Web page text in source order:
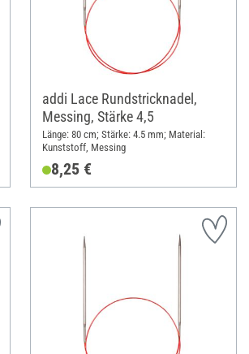
addi Lace Rundstricknadel,
Messing, Stärke 4,5
Länge: 80 cm; Stärke: 4.5 mm; Material:
Kunststoff, Messing
8,25 €